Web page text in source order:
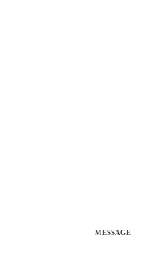
MESSAGE